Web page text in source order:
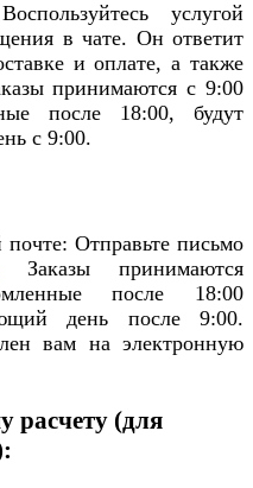
услугой
в чате. Он ответит
и оплате, а также
принимаются с 9:00
после 18:00, будут
с 9:00.
Отправьте письмо
Заказы принимаются
после 18:00
день после 9:00.
вам на электронную
расчету (для